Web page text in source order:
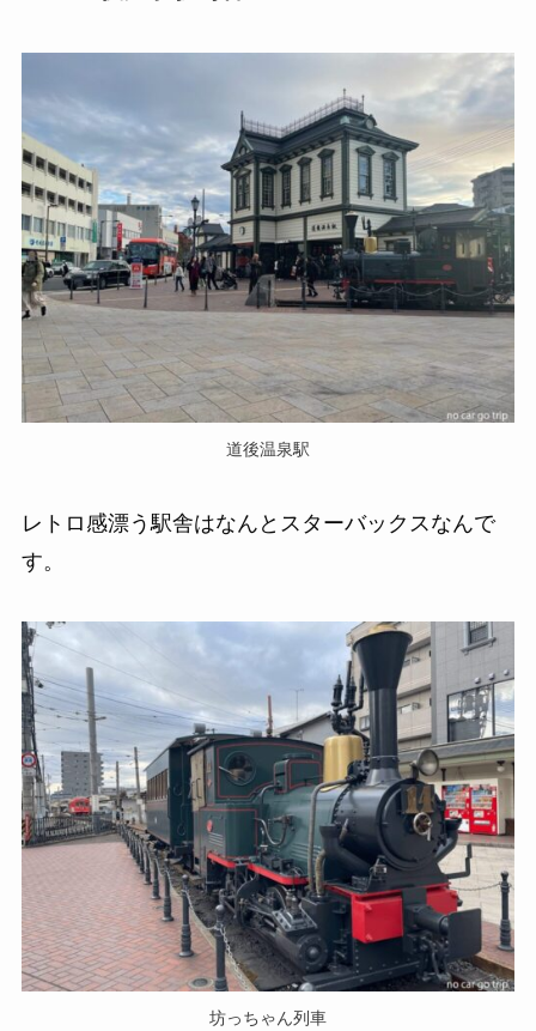
道後温泉駅
レトロ感漂う駅舎はなんとスターバックスなんで
す。
坊っちゃん列車